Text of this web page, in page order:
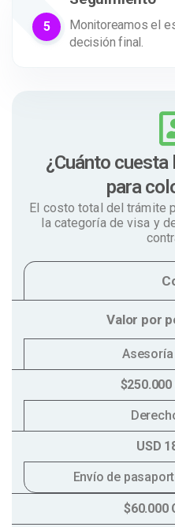
5
Monitoreamos el
decisión final.
¿Cuánto
para
El costo total del trámite
la categoría de visa y
Valor por
$250.000
USD
Envío de
$60.000